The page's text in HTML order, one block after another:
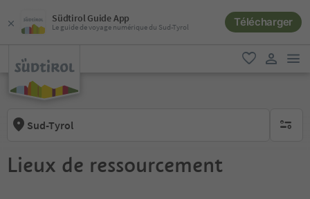
Südtirol Guide App
Le guide de voyage numérique du Sud-Tyrol Télécharger
favori
Sud-Tyrol aucun
Lieux de ressourcement